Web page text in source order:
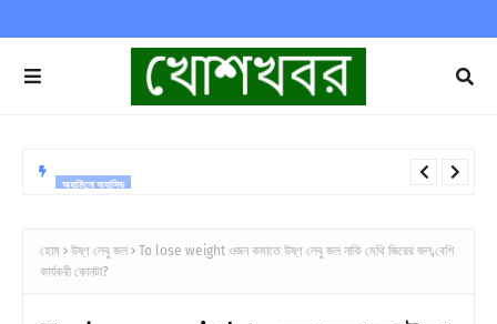
হোম উষ্ণ লেবু জল
To lose weight ওজন কমাতে উষ্ণ লেবু জল নাকি মেথি জিরের জল,বেশি
কার্যকরী কোনটা?